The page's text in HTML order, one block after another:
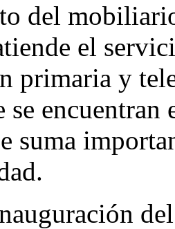
del
el
primaria y
se
suma